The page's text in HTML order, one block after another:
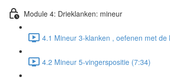
Module 4: Drieklanken: mineur
4.1 Mineur 3-klanken , oefenen met
4.2 Mineur 5-vingerspositie (7:34)